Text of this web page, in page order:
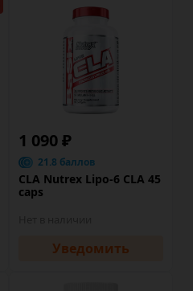
1 090 ₽
21.8 баллов
CLA Nutrex Lipo-6 CLA 45
caps
Уведомить